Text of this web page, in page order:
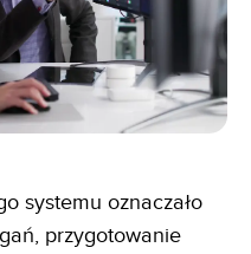
systemu oznaczało
przygotowanie